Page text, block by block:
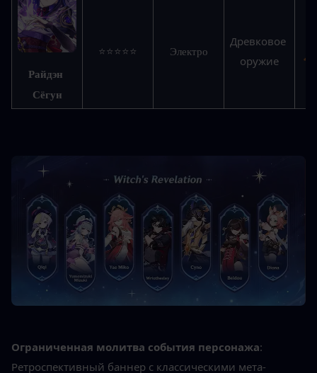
Райдэн
Сёгун
⭐⭐⭐⭐⭐ Электро
Древковое
оружие
Ограниченная молитва события персонажа:
Ретроспективный баннер с классическими мета-